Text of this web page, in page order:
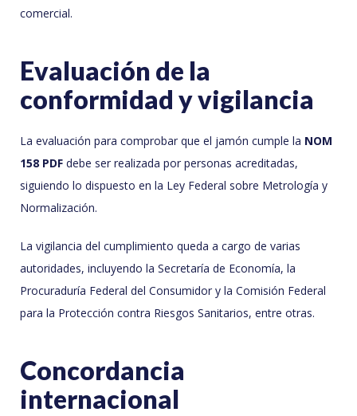
comercial.
Evaluación de la
conformidad y vigilancia
La evaluación para comprobar que el jamón cumple la NOM
158 PDF debe ser realizada por personas acreditadas,
siguiendo lo dispuesto en la Ley Federal sobre Metrología y
Normalización.
La vigilancia del cumplimiento queda a cargo de varias
autoridades, incluyendo la Secretaría de Economía, la
Procuraduría Federal del Consumidor y la Comisión Federal
para la Protección contra Riesgos Sanitarios, entre otras.
Concordancia
internacional